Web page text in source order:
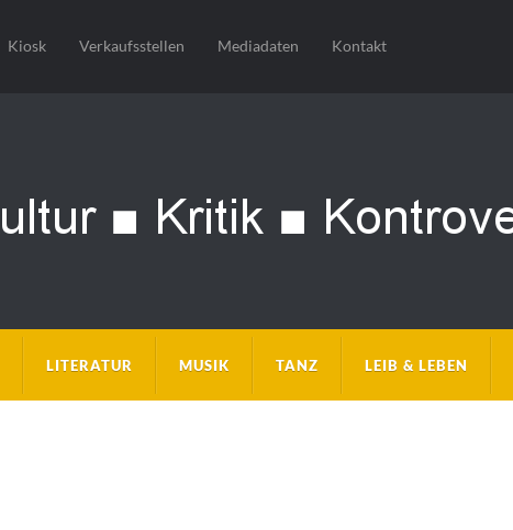
Kiosk Verkaufsstellen Mediadaten Kontakt
LITERATUR MUSIK TANZ LEIB & LEBEN